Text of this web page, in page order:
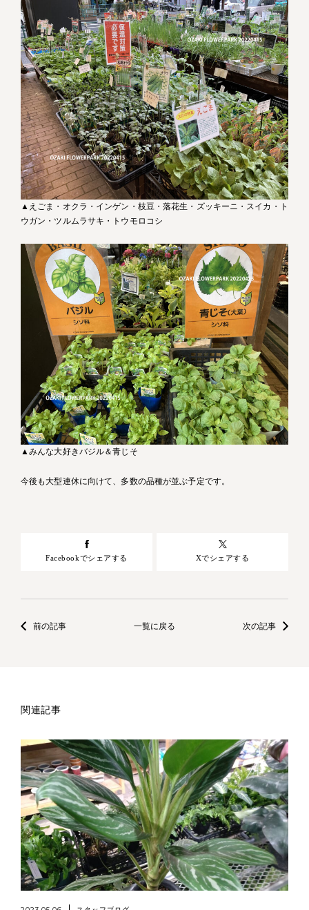
▲えごま・オクラ・インゲン・枝豆・落花生・ズッキーニ・スイカ・ト
ウガン・ツルムラサキ・トウモロコシ
▲みんな大好きバジル＆青じそ
今後も大型連休に向けて、多数の品種が並ぶ予定です。
Facebookでシェアする Xでシェアする
前の記事 一覧に戻る 次の記事
関連記事